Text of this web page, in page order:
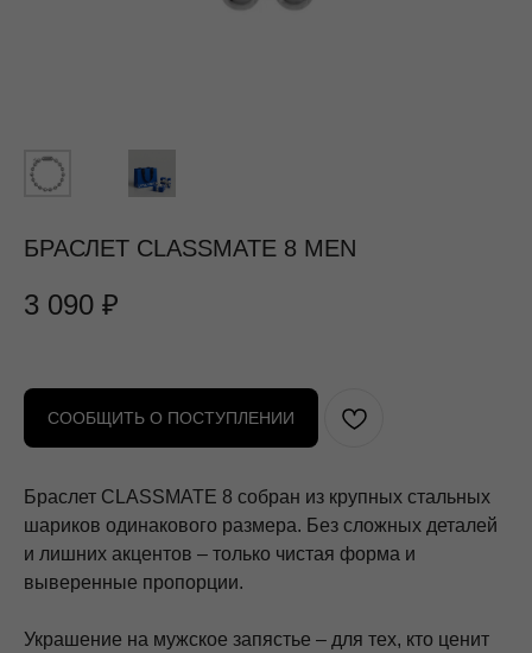
БРАСЛЕТ CLASSMATE 8 MEN
3 090 ₽
СООБЩИТЬ О ПОСТУПЛЕНИИ
Браслет CLASSMATE 8 собран из крупных стальных
шариков одинакового размера. Без сложных деталей
и лишних акцентов – только чистая форма и
выверенные пропорции.
Украшение на мужское запястье – для тех, кто ценит